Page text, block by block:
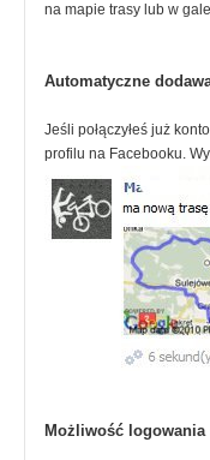
na mapie trasy lub w
Automatyczne
Jeśli połączyłeś już
profilu na Facebooku.
Możliwość